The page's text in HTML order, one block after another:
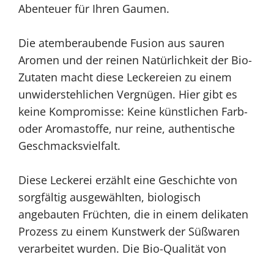
Abenteuer für Ihren Gaumen.
Die atemberaubende Fusion aus sauren
Aromen und der reinen Natürlichkeit der Bio-
Zutaten macht diese Leckereien zu einem
unwiderstehlichen Vergnügen. Hier gibt es
keine Kompromisse: Keine künstlichen Farb-
oder Aromastoffe, nur reine, authentische
Geschmacksvielfalt.
Diese Leckerei erzählt eine Geschichte von
sorgfältig ausgewählten, biologisch
angebauten Früchten, die in einem delikaten
Prozess zu einem Kunstwerk der Süßwaren
verarbeitet wurden. Die Bio-Qualität von